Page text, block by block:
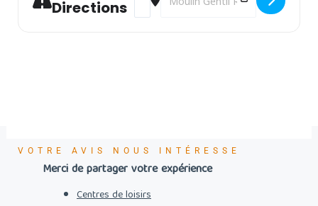
Directions
VOTRE AVIS NOUS INTÉRESSE
Merci de partager votre expérience
Centres de loisirs